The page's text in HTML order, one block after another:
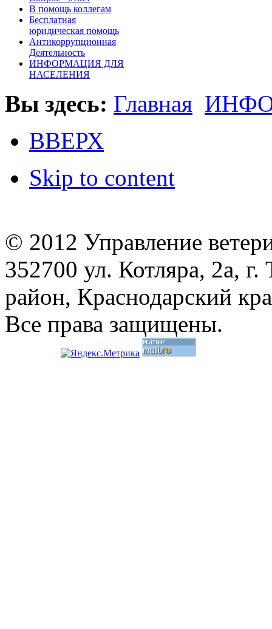
В помощь коллегам
Бесплатная
юридическая помощь
Антикоррупционная
Деятельность
ИНФОРМАЦИЯ ДЛЯ
НАСЕЛЕНИЯ
Вы здесь: Главная
ВВЕРХ
Skip to content
© 2012 Управление
352700 ул. Котляра, 2а,
район, Краснодарский
Все права защищены.